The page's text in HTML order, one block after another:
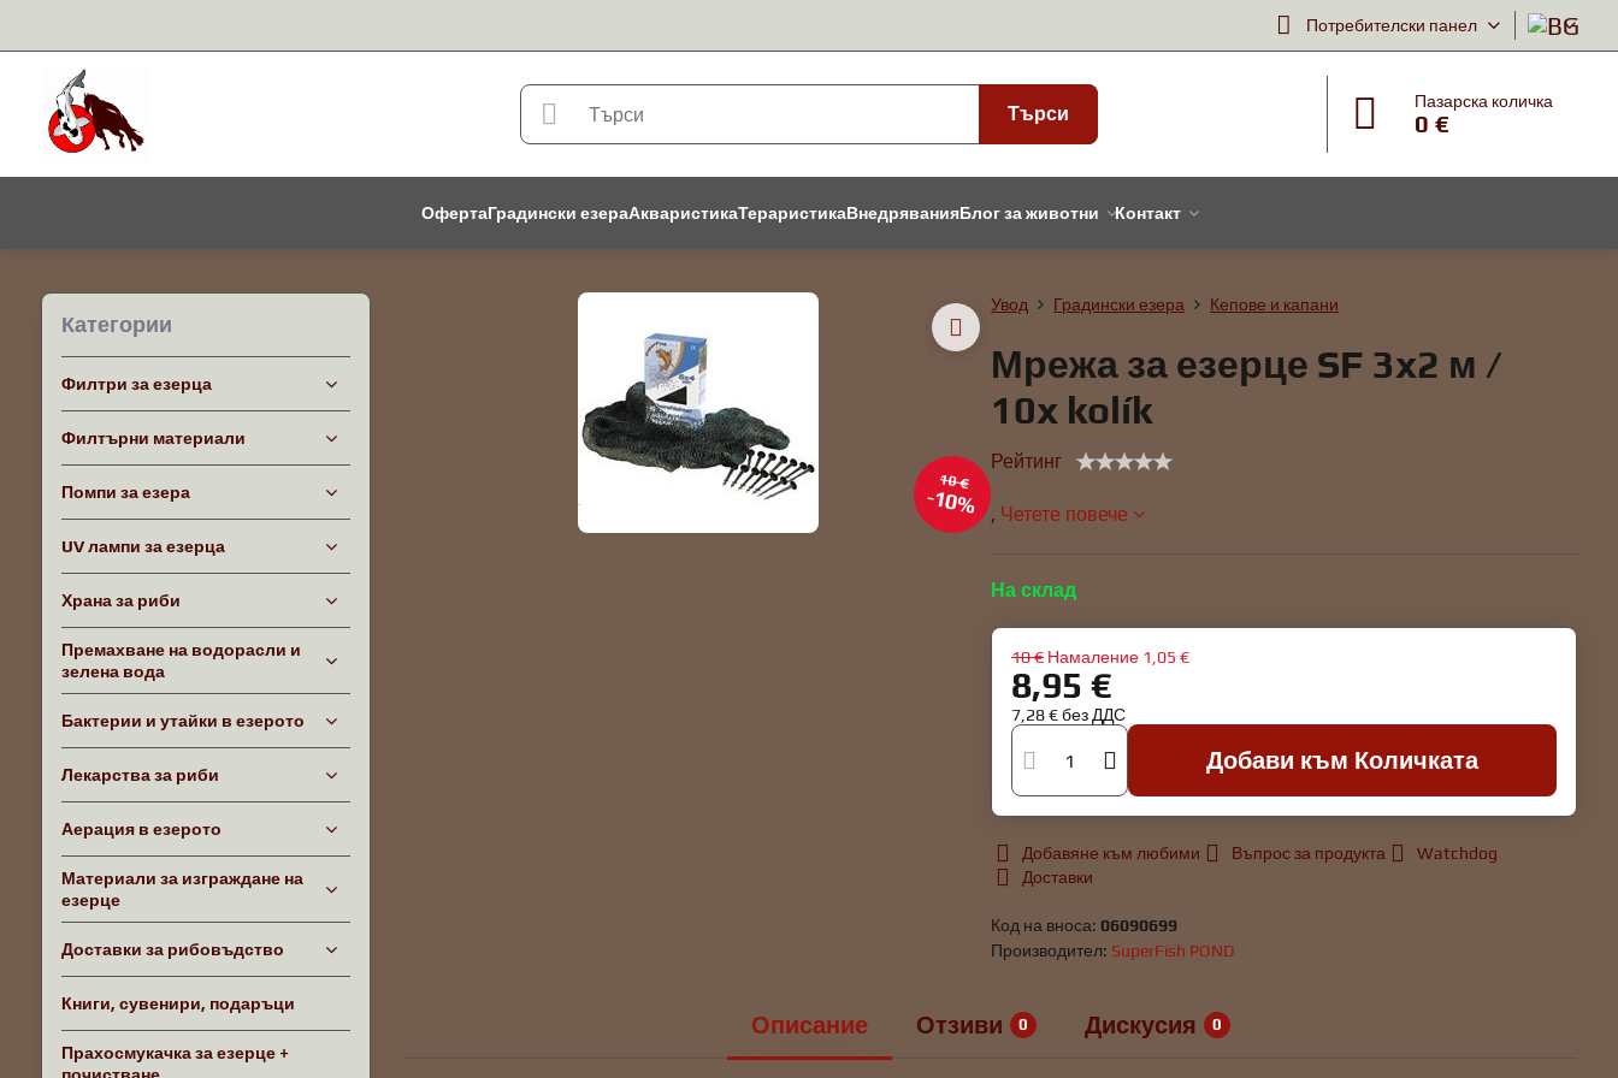
Потребителски панел
Търси
Пазарска количка
0 €
ОфертаГрадински езераАкваристикаТераристикаВнедряванияБлог за животни Контакт
10 €
10%
Увод Градински езера Кепове и капани
Мрежа за езерце SF 3x2 м /
10x kolík
Рейтинг
, Четете повече
На склад
10 € Намаление 1,05 €
8,95 €
7,28 €без ДДС
Добави към Количката
Добавяне към любими Въпрос за продукта
Watchdog
Доставки
Код на вноса:06090699
Производител: SuperFish POND
Описание Отзиви 0 Дискусия 0
Категории
Филтри за езерца
Филтърни материали
Помпи за езера
UV лампи за езерца
Храна за риби
Премахване на водорасли и
зелена вода
Бактерии и утайки в езерото
Лекарства за риби
Аерация в езерото
Материали за изграждане на
езерце
Доставки за рибовъдство
Книги, сувенири, подаръци
Прахосмукачка за езерце +